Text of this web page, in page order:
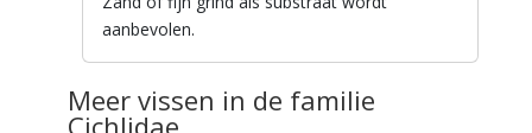
aanbevolen.
Meer vissen in de familie